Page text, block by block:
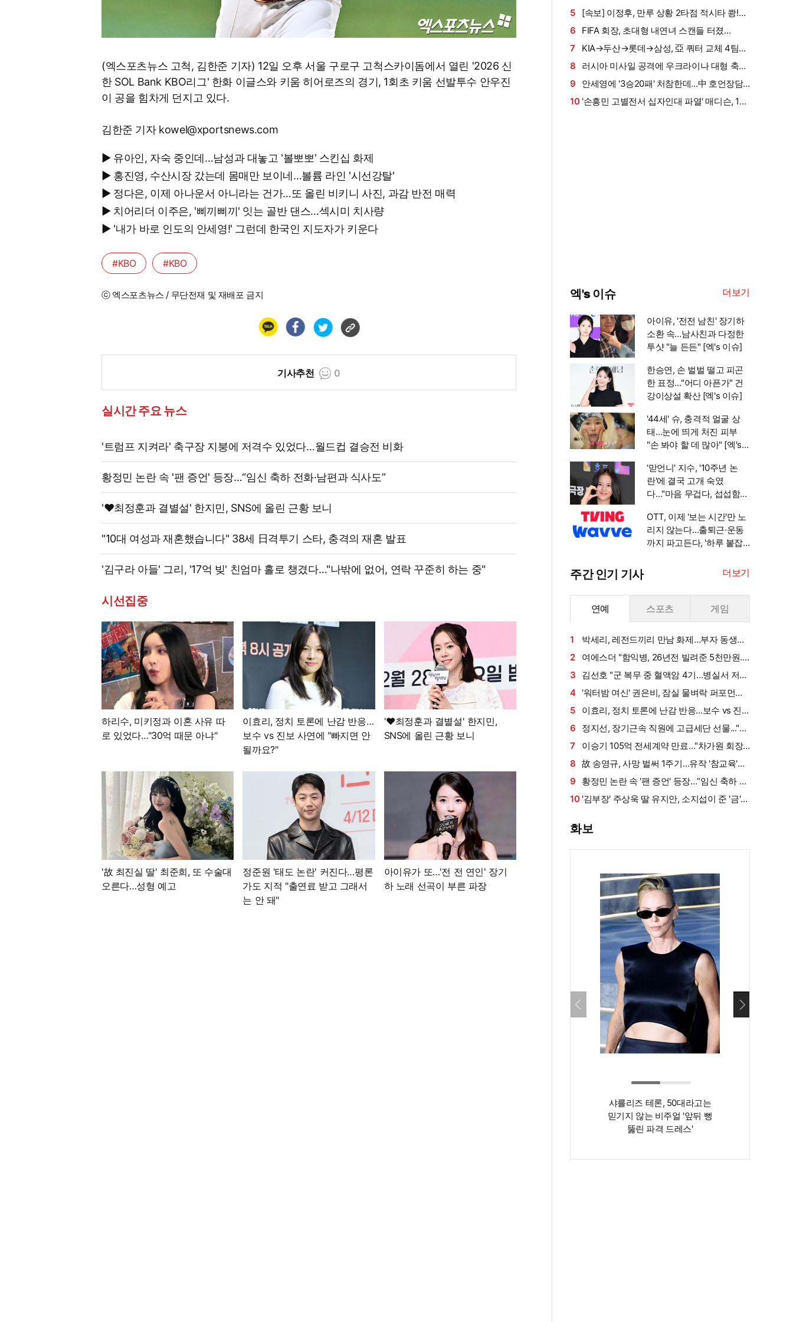
(엑스포츠뉴스 고척, 김한준 기자) 12일 오후 서울 구로구 고척스카이돔에서 열린 '2026 신
한 SOL Bank KBO리그' 한화 이글스와 키움 히어로즈의 경기, 1회초 키움 선발투수 안우진
이 공을 힘차게 던지고 있다.
김한준 기자 kowel@xportsnews.com
▶ 유아인, 자숙 중인데…남성과 대놓고 '볼뽀뽀' 스킨십 화제
▶ 홍진영, 수산시장 갔는데 몸매만 보이네…볼륨 라인 '시선강탈'
▶ 정다은, 이제 아나운서 아니라는 건가…또 올린 비키니 사진, 과감 반전 매력
▶ 치어리더 이주은, '삐끼삐끼' 잇는 골반 댄스…섹시미 치사량
▶ '내가 바로 인도의 안세영!' 그런데 한국인 지도자가 키운다
#KBO #KBO
ⓒ 엑스포츠뉴스 / 무단전재 및 재배포 금지
기사추천 0
실시간 주요 뉴스
'트럼프 지켜라' 축구장 지붕에 저격수 있었다…월드컵 결승전 비화
황정민 논란 속 '팬 증언' 등장…“임신 축하 전화·남편과 식사도”
'♥최정훈과 결별설' 한지민, SNS에 올린 근황 보니
"10대 여성과 재혼했습니다" 38세 日격투기 스타, 충격의 재혼 발표
'김구라 아들' 그리, '17억 빚' 친엄마 홀로 챙겼다…"나밖에 없어, 연락 꾸준히 하는 중"
시선집중
하리수, 미키정과 이혼 사유 따
로 있었다…"30억 때문 아냐"
이효리, 정치 토론에 난감 반응…
보수 vs 진보 사연에 "빠지면 안
될까요?"
'♥최정훈과 결별설' 한지민,
SNS에 올린 근황 보니
'故 최진실 딸' 최준희, 또 수술대
오른다…성형 예고
정준원 '태도 논란' 커진다…평론
가도 지적 "출연료 받고 그래서
는 안 돼"
아이유가 또…'전 전 연인' 장기
하 노래 선곡이 부른 파장
럽 정조준
눈앞' 호주 럭비 MVP, 경기 중 대형 사고→척수
부상으로 수술대
5
[속보] 이정후, 만루 상황 2타점 적시타 쾅!…
볼넷→안타로 '펄펄', 6G 연속 안타 생산
6
FIFA 회장, 초대형 내연녀 스캔들 터졌
다…"UEFA 사무총장 시절, 승진 특혜+MBA 학
비"→"관계 들통나자 거액 퇴직금" (英 텔레그래
프)
7
KIA→두산→롯데→삼성, 亞 쿼터 교체 4팀째
나왔다…남은 일주일, '추가 퇴출자' 나올 가능성
은?
8
러시아 미사일 공격에 우크라이나 대형 축구
장 부숴졌다…경기 하루 전 '지붕 뚫리고 관중석
초토화', 2명 부상
9
안세영에 '3승20패' 처참한데…中 호언장담!
"왕즈이·천위페이는 쌍보험"→15년 만의 세계선
10 '손흥민 고별전서 십자인대 파열' 매디슨, 1년
엑's 이슈 더보기
아이유, '전전 남친' 장기하
소환 속…남사친과 다정한
투샷 "늘 든든" [엑's 이슈]
한승연, 손 벌벌 떨고 피곤
한 표정…"어디 아픈가" 건
강이상설 확산 [엑's 이슈]
'44세' 슈, 충격적 얼굴 상
태…눈에 띄게 처진 피부
"손 봐야 할 데 많아" [엑's
'맏언니' 지수, '10주년 논
란'에 결국 고개 숙였
다…"마음 무겁다, 섭섭함
OTT, 이제 '보는 시간'만 노
리지 않는다…출퇴근·운동
까지 파고든다, '하루 붙잡
주간 인기 기사 더보기
연예 스포츠 게임
1
박세리, 레전드끼리 만남 화제…부자 동생에
게 밥 샀다가 '반전'
2
여에스더 "함익병, 26년전 빌려준 5천만원...
그덕에 사업 시작" (동상이몽2)[종합]
3
김선호 "군 복무 중 혈액암 4기…병실서 저만
살아남았다" (내 남은 연애)
4
'워터밤 여신' 권은비, 잠실 물벼락 퍼포먼스
'후끈'…두산 승리요정 등극
5
이효리, 정치 토론에 난감 반응…보수 vs 진
보 사연에 "빠지면 안 될까요?"
6
정지선, 장기근속 직원에 고급세단 선물..."차
부담되면 명품백도 가능" (사당귀)[전일야화]
7
이승기 105억 전세계약 만료…"차가원 회장,
보증금 안 주면 법적 조치"
8 故 송영규, 사망 벌써 1주기…유작 '참교육'서
묵직한 존재감
9
황정민 논란 속 '팬 증언' 등장…“임신 축하 전
화·남편과 식사도”
10 '김부장' 주상욱 딸 유지안, 소지섭이 준 '금'
화보
샤를리즈 테론, 50대라고는
믿기지 않는 비주얼 '앞뒤 뻥
뚫린 파격 드레스'